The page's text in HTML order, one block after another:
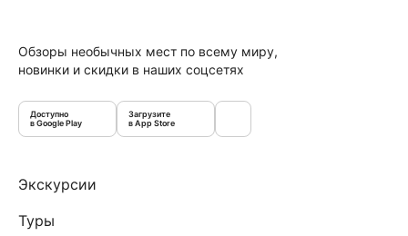
Обзоры необычных мест по всему миру,
новинки и скидки в наших соцсетях
Доступно
в Google Play
Загрузите
в App Store
Экскурсии
Туры